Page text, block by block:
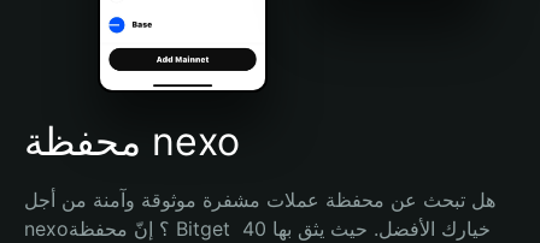
Português (Brasil)
Español (Argentina)
محفظة nexo
هل تبحث عن محفظة عملات مشفرة موثوقة وآمنة من أجل
nexo؟ إنّ محفظة Bitget خيارك الأفضل. حيث يثق بها 40